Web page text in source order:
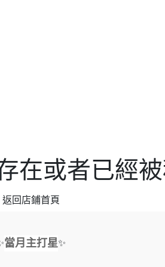
在或者已經
返回店鋪首頁
當月主打星✨